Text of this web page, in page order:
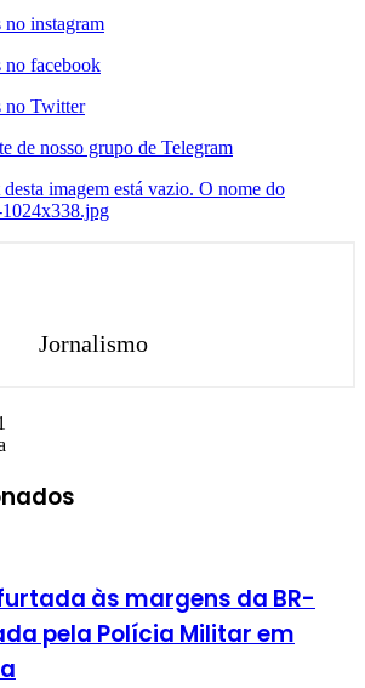
no instagram
no facebook
no Twitter
de nosso grupo de Telegram
Jornalismo
às margens da BR-
pela Polícia Militar em